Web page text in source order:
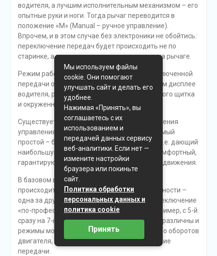
водителя, а лучшим исполнительным механизмом – его
опытные руки и ноги. Тогда рычаг переводится в
положение «М» (Manual – ручное управление).
Впрочем, и в этом случае без электроники не обойтись:
переключение передач будет происходить не по
старинке, а всего лишь нажатием клавиши на рычаге.
Режим работы коробки (А или М) и номер включенной
передачи отображаются на информационном дисплее
водителя, расположенном в центре приборного щитка
и окруженном различными циферблатами.
Существует три вида программного обеспечения
управления трансмиссией I-Shift. Первый, самый
простой – базовый. Второй – экономичный, т.е. дающий
наибольшую экономию топлива. Третий – комфортный,
гарантирующий высокую среднюю скорость движения.
В базовом варианте переключение передач
происходит только в строгой последовательности –
одна за другой. В двух других возможно переключение
«по-профессиональному», с пропуском (например, с 5-й
сразу на 7-ю). В базовом и других вариантах различны и
режимы мощности, т.е. то минимальное число оборотов
двигателя, при котором происходит включение
передачи.
Мы используем файлы
cookie. Они помогают
улучшать сайт и делать его
удобнее.
Нажимая «Принять», вы
соглашаетесь с их
использованием и
передачей данных сервису
веб-аналитики. Если нет —
измените настройки
браузера или покиньте
сайт.
Политика обработки
персональных данных и
политика cookie
Принять